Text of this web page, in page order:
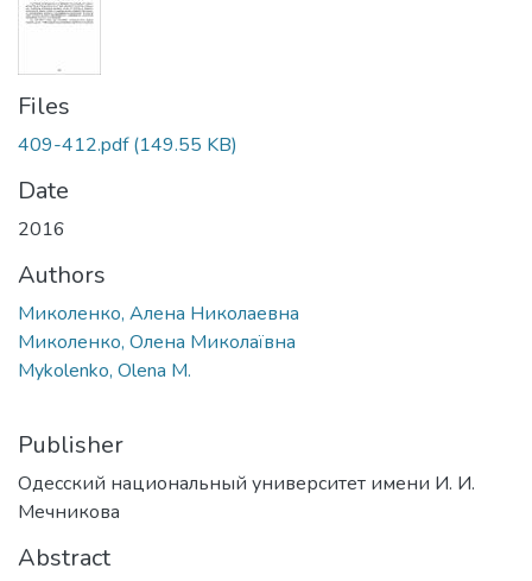
Files
409-412.pdf(149.55 KB)
Date
2016
Authors
Миколенко, Алена Николаевна
Миколенко, Олена Миколаївна
Mykolenko, Olena M.
Publisher
Одесский национальный университет имени И. И.
Мечникова
Abstract